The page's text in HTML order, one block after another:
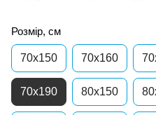
Розмір, см
70x150 70x160
70x190 80x150